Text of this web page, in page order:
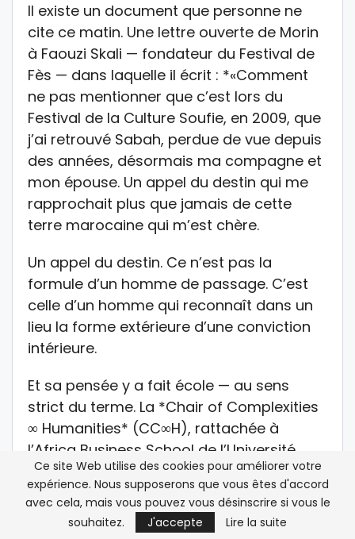
Il existe un document que personne ne
cite ce matin. Une lettre ouverte de Morin
à Faouzi Skali — fondateur du Festival de
Fès — dans laquelle il écrit : *«Comment
ne pas mentionner que c’est lors du
Festival de la Culture Soufie, en 2009, que
j’ai retrouvé Sabah, perdue de vue depuis
des années, désormais ma compagne et
mon épouse. Un appel du destin qui me
rapprochait plus que jamais de cette
terre marocaine qui m’est chère.
Un appel du destin. Ce n’est pas la
formule d’un homme de passage. C’est
celle d’un homme qui reconnaît dans un
lieu la forme extérieure d’une conviction
intérieure.
Et sa pensée y a fait école — au sens
strict du terme. La *Chair of Complexities
∞ Humanities* (CC∞H), rattachée à
l’Africa Business School de l’Université
Mohammed VI Polytechnique à Rabat,
porte aujourd’hui le projet de renforcer les
liens entre sciences de la complexité et
Ce site Web utilise des cookies pour améliorer votre
expérience. Nous supposerons que vous êtes d'accord
avec cela, mais vous pouvez vous désinscrire si vous le
souhaitez.
J'accepte Lire la suite